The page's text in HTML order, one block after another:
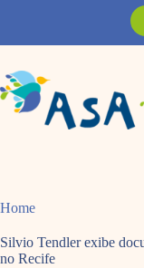
Home
Silvio Tendler exibe
no Recife